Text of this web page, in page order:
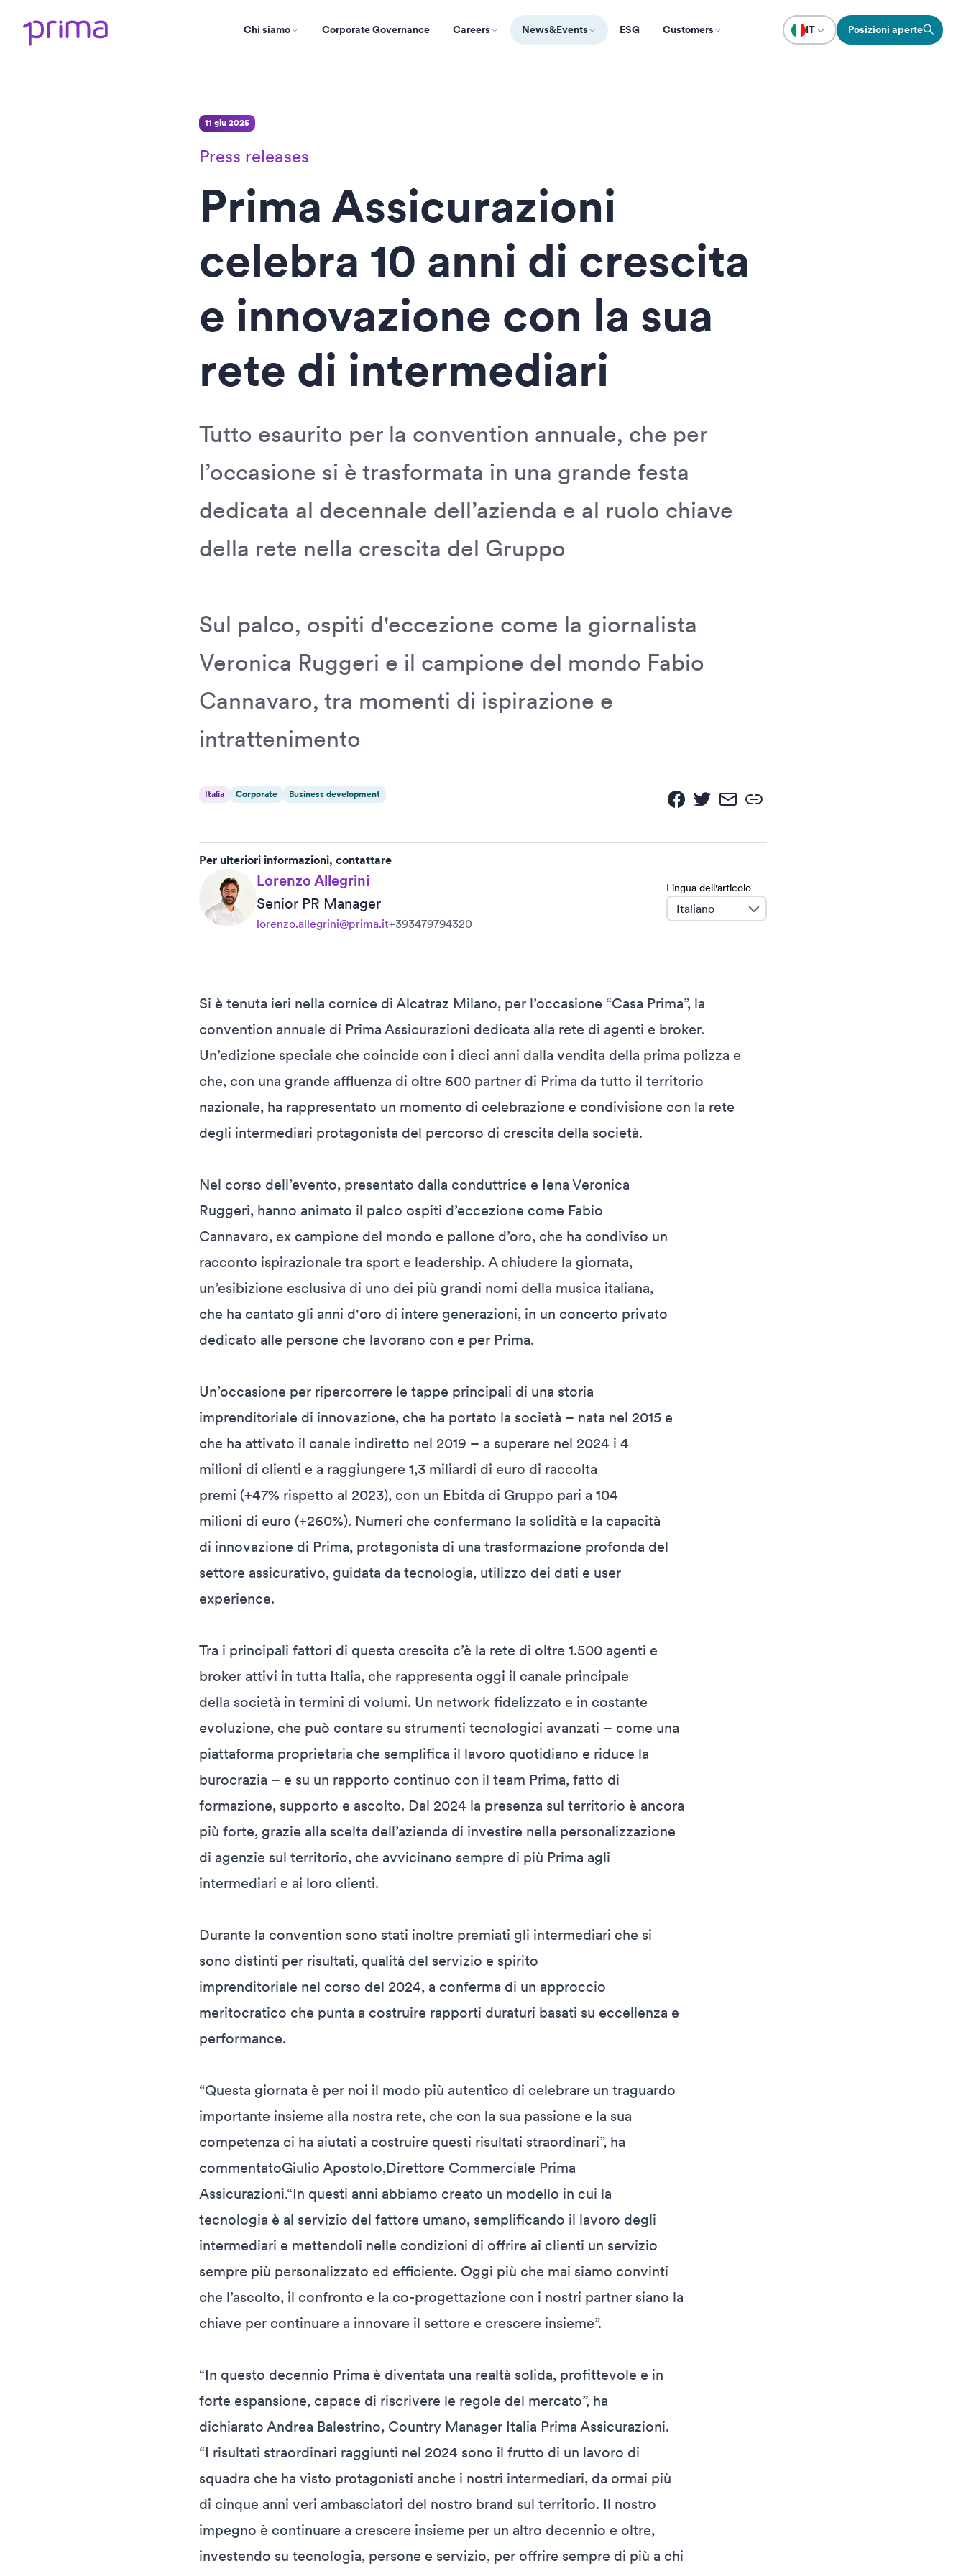
Chi siamo Corporate Governance Careers News&Events ESG Customers IT Posizioni aperte
11 giu 2025
Press releases
Prima Assicurazioni
celebra 10 anni di crescita
e innovazione con la sua
rete di intermediari
Tutto esaurito per la convention annuale, che per
l’occasione si è trasformata in una grande festa
dedicata al decennale dell’azienda e al ruolo chiave
della rete nella crescita del Gruppo
Sul palco, ospiti d'eccezione come la giornalista
Veronica Ruggeri e il campione del mondo Fabio
Cannavaro, tra momenti di ispirazione e
intrattenimento
Italia Corporate Business development
Per ulteriori informazioni, contattare
Lorenzo Allegrini
Senior PR Manager
lorenzo.allegrini@prima.it+393479794320
Lingua dell'articolo
language
Si è tenuta ieri nella cornice di Alcatraz Milano, per l’occasione “Casa Prima”, la
convention annuale di Prima Assicurazioni dedicata alla rete di agenti e broker.
Un’edizione speciale che coincide con i dieci anni dalla vendita della prima polizza e
che, con una grande affluenza di oltre 600 partner di Prima da tutto il territorio
nazionale, ha rappresentato un momento di celebrazione e condivisione con la rete
degli intermediari protagonista del percorso di crescita della società.
Nel corso dell’evento, presentato dalla conduttrice e Iena Veronica
Ruggeri, hanno animato il palco ospiti d’eccezione come Fabio
Cannavaro, ex campione del mondo e pallone d’oro, che ha condiviso un
racconto ispirazionale tra sport e leadership. A chiudere la giornata,
un’esibizione esclusiva di uno dei più grandi nomi della musica italiana,
che ha cantato gli anni d'oro di intere generazioni, in un concerto privato
dedicato alle persone che lavorano con e per Prima.
Un’occasione per ripercorrere le tappe principali di una storia
imprenditoriale di innovazione, che ha portato la società – nata nel 2015 e
che ha attivato il canale indiretto nel 2019 – a superare nel 2024 i 4
milioni di clienti e a raggiungere 1,3 miliardi di euro di raccolta
premi (+47% rispetto al 2023), con un Ebitda di Gruppo pari a 104
milioni di euro (+260%). Numeri che confermano la solidità e la capacità
di innovazione di Prima, protagonista di una trasformazione profonda del
settore assicurativo, guidata da tecnologia, utilizzo dei dati e user
experience.
Tra i principali fattori di questa crescita c’è la rete di oltre 1.500 agenti e
broker attivi in tutta Italia, che rappresenta oggi il canale principale
della società in termini di volumi. Un network fidelizzato e in costante
evoluzione, che può contare su strumenti tecnologici avanzati – come una
piattaforma proprietaria che semplifica il lavoro quotidiano e riduce la
burocrazia – e su un rapporto continuo con il team Prima, fatto di
formazione, supporto e ascolto. Dal 2024 la presenza sul territorio è ancora
più forte, grazie alla scelta dell’azienda di investire nella personalizzazione
di agenzie sul territorio, che avvicinano sempre di più Prima agli
intermediari e ai loro clienti.
Durante la convention sono stati inoltre premiati gli intermediari che si
sono distinti per risultati, qualità del servizio e spirito
imprenditoriale nel corso del 2024, a conferma di un approccio
meritocratico che punta a costruire rapporti duraturi basati su eccellenza e
performance.
“Questa giornata è per noi il modo più autentico di celebrare un traguardo
importante insieme alla nostra rete, che con la sua passione e la sua
competenza ci ha aiutati a costruire questi risultati straordinari”, ha
commentatoGiulio Apostolo,Direttore Commerciale Prima
Assicurazioni.“In questi anni abbiamo creato un modello in cui la
tecnologia è al servizio del fattore umano, semplificando il lavoro degli
intermediari e mettendoli nelle condizioni di offrire ai clienti un servizio
sempre più personalizzato ed efficiente. Oggi più che mai siamo convinti
che l’ascolto, il confronto e la co-progettazione con i nostri partner siano la
chiave per continuare a innovare il settore e crescere insieme”.
“In questo decennio Prima è diventata una realtà solida, profittevole e in
forte espansione, capace di riscrivere le regole del mercato”, ha
dichiarato Andrea Balestrino, Country Manager Italia Prima Assicurazioni.
“I risultati straordinari raggiunti nel 2024 sono il frutto di un lavoro di
squadra che ha visto protagonisti anche i nostri intermediari, da ormai più
di cinque anni veri ambasciatori del nostro brand sul territorio. Il nostro
impegno è continuare a crescere insieme per un altro decennio e oltre,
investendo su tecnologia, persone e servizio, per offrire sempre di più a chi